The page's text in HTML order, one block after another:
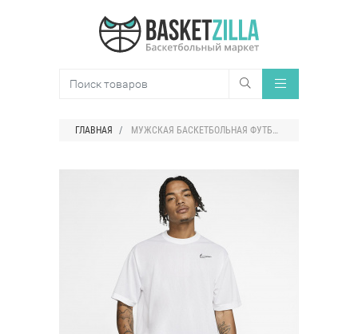
ГЛАВНАЯ МУЖСКАЯ БАСКЕТБОЛЬНАЯ ФУТБОЛКА NIKE DRI-FIT CLASSIC